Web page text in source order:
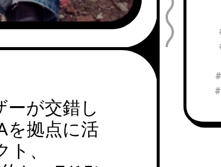
が交錯し
を拠点に活
、